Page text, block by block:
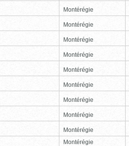
Montérégie
Montérégie
Montérégie
Montérégie
Montérégie
Montérégie
Montérégie
Montérégie
Montérégie
Montérégie